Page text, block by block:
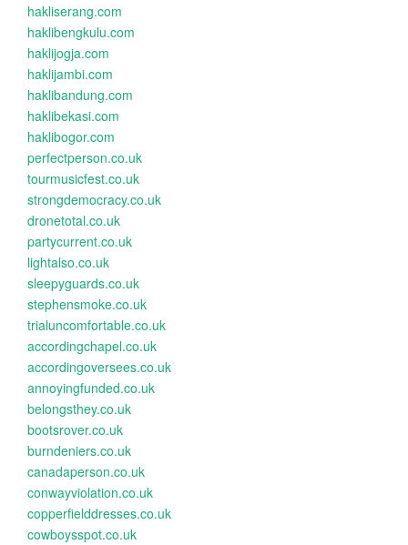
hakliserang.com
haklibengkulu.com
haklijogja.com
haklijambi.com
haklibandung.com
haklibekasi.com
haklibogor.com
perfectperson.co.uk
tourmusicfest.co.uk
strongdemocracy.co.uk
dronetotal.co.uk
partycurrent.co.uk
lightalso.co.uk
sleepyguards.co.uk
stephensmoke.co.uk
trialuncomfortable.co.uk
accordingchapel.co.uk
accordingoversees.co.uk
annoyingfunded.co.uk
belongsthey.co.uk
bootsrover.co.uk
burndeniers.co.uk
canadaperson.co.uk
conwayviolation.co.uk
copperfielddresses.co.uk
cowboysspot.co.uk